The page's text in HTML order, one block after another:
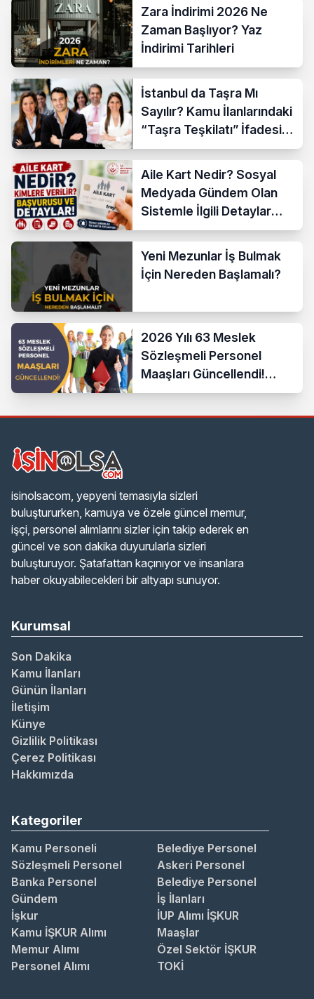
Zara İndirimi 2026 Ne
Zaman Başlıyor? Yaz
İndirimi Tarihleri
İstanbul da Taşra Mı
Sayılır? Kamu İlanlarındaki
“Taşra Teşkilatı” İfadesi
Açıklandı
Aile Kart Nedir? Sosyal
Medyada Gündem Olan
Sistemle İlgili Detaylar
Araştırılıyor
Yeni Mezunlar İş Bulmak
İçin Nereden Başlamalı?
2026 Yılı 63 Meslek
Sözleşmeli Personel
Maaşları Güncellendi!
Hesaplama Formülü ve
isinolsacom, yepyeni temasıyla sizleri
buluştururken, kamuya ve özele güncel memur,
işçi, personel alımlarını sizler için takip ederek en
güncel ve son dakika duyurularla sizleri
buluşturuyor. Şatafattan kaçınıyor ve insanlara
haber okuyabilecekleri bir altyapı sunuyor.
Kurumsal
Son Dakika
Kamu İlanları
Günün İlanları
İletişim
Künye
Gizlilik Politikası
Çerez Politikası
Hakkımızda
Kategoriler
Kamu Personeli
Belediye Personel
Sözleşmeli Personel
Askeri Personel
Banka Personel
Belediye Personel
Gündem
İş İlanları
İşkur
İUP Alımı İŞKUR
Kamu İŞKUR Alımı
Maaşlar
Memur Alımı
Özel Sektör İŞKUR
Personel Alımı
TOKİ